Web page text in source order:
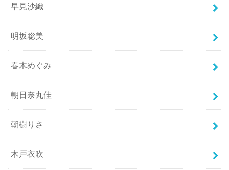
早見沙織
明坂聡美
春木めぐみ
朝日奈丸佳
朝樹りさ
木戸衣吹